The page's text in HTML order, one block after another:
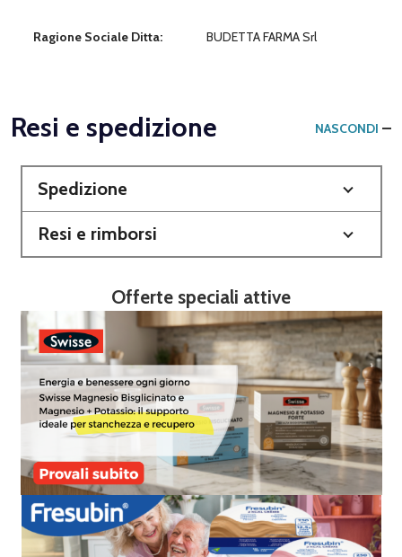
Ragione Sociale Ditta: BUDETTA FARMA Srl
Resi e spedizione NASCONDI
Spedizione
Resi e rimborsi
Offerte speciali attive